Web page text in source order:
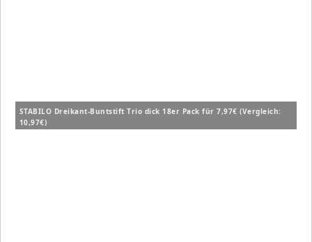
STABILO Dreikant-Buntstift Trio dick 18er Pack für 7,97€ (Vergleich:
10,97€)